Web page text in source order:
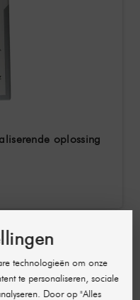
oplossing
technologieën om onze
te personaliseren, sociale
Door op "Alles